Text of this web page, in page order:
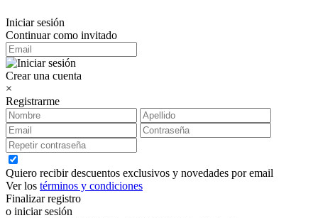
Iniciar sesión
Continuar como invitado
Crear una cuenta
×
Registrarme
Quiero recibir descuentos exclusivos y novedades por email
Ver los términos y condiciones
Finalizar registro
o iniciar sesión